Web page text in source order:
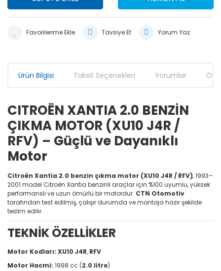
Tavsiye Et Yorum Yaz
Ürün Bilgisi Taksit Seçenekleri Yorumlar
CITROËN XANTIA 2.0 BENZİN
ÇIKMA MOTOR (XU10 J4R /
RFV) – Güçlü ve Dayanıklı
Motor
Citroën Xantia 2.0 benzin çıkma motor (XU10 J4R / RFV), 1993–
2001 model Citroën Xantia benzinli araçlar için %100 uyumlu, yüksek
performanslı ve uzun ömürlü bir motordur. CTN Otomotiv
tarafından test edilmiş, çalışır durumda ve montaja hazır şekilde
teslim edilir.
TEKNİK ÖZELLİKLER
Motor Kodları: XU10 J4R, RFV
Motor Hacmi: 1998 cc (2.0 litre)